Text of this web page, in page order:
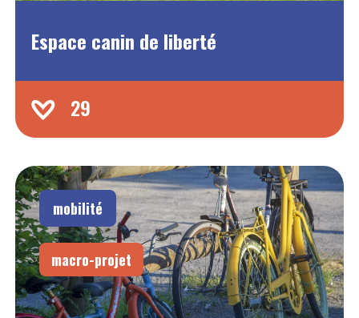
Espace canin de liberté
29
mobilité
macro-projet